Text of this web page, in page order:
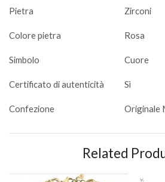
Pietra Zirconi
Colore pietra Rosa
Simbolo Cuore
Certificato di autenticità Sì
Confezione Originale
Related